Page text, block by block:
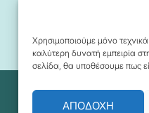
Χρησιμοποιούμε μόνο
καλύτερη δυνατή εμπειρία
σελίδα, θα υποθέσουμε πως
ΑΠΟΔΟΧΗ